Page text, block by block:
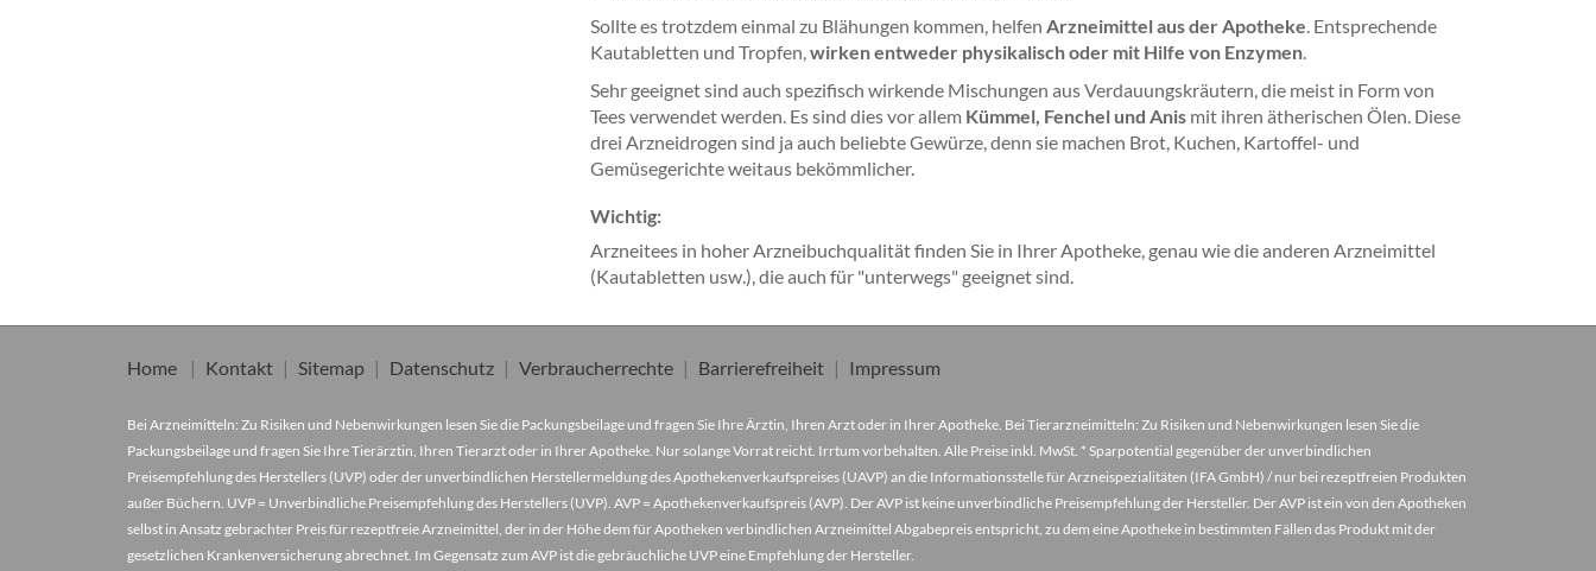
Sollte es trotzdem einmal zu Blähungen kommen, helfen Arzneimittel aus der Apotheke. Entsprechende
Kautabletten und Tropfen,wirken entweder physikalisch oder mit Hilfe von Enzymen.
Sehr geeignet sind auch spezifisch wirkende Mischungen aus Verdauungskräutern, die meist in Form von
Tees verwendet werden. Es sind dies vor allem Kümmel, Fenchel und Anis mit ihren ätherischen Ölen. Diese
drei Arzneidrogen sind ja auch beliebte Gewürze, denn sie machen Brot, Kuchen, Kartoffel- und
Gemüsegerichte weitaus bekömmlicher.
Wichtig:
Arzneitees in hoher Arzneibuchqualität finden Sie in Ihrer Apotheke, genau wie die anderen Arzneimittel
(Kautabletten usw.), die auch für "unterwegs" geeignet sind.
Home Kontakt Sitemap Datenschutz Verbraucherrechte Barrierefreiheit Impressum
Bei Arzneimitteln: Zu Risiken und Nebenwirkungen lesen Sie die Packungsbeilage und fragen Sie Ihre Ärztin, Ihren Arzt oder in Ihrer Apotheke. Bei Tierarzneimitteln: Zu Risiken und Nebenwirkungen lesen Sie die
Packungsbeilage und fragen Sie Ihre Tierärztin, Ihren Tierarzt oder in Ihrer Apotheke. Nur solange Vorrat reicht. Irrtum vorbehalten. Alle Preise inkl. MwSt. * Sparpotential gegenüber der unverbindlichen
Preisempfehlung des Herstellers (UVP) oder der unverbindlichen Herstellermeldung des Apothekenverkaufspreises (UAVP) an die Informationsstelle für Arzneispezialitäten (IFA GmbH) / nur bei rezeptfreien Produkten
außer Büchern. UVP = Unverbindliche Preisempfehlung des Herstellers (UVP). AVP = Apothekenverkaufspreis (AVP). Der AVP ist keine unverbindliche Preisempfehlung der Hersteller. Der AVP ist ein von den Apotheken
selbst in Ansatz gebrachter Preis für rezeptfreie Arzneimittel, der in der Höhe dem für Apotheken verbindlichen Arzneimittel Abgabepreis entspricht, zu dem eine Apotheke in bestimmten Fällen das Produkt mit der
gesetzlichen Krankenversicherung abrechnet. Im Gegensatz zum AVP ist die gebräuchliche UVP eine Empfehlung der Hersteller.